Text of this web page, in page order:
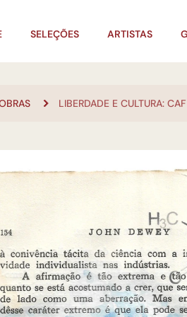
SELEÇÕES ARTISTAS
LIBERDADE E CULTURA: